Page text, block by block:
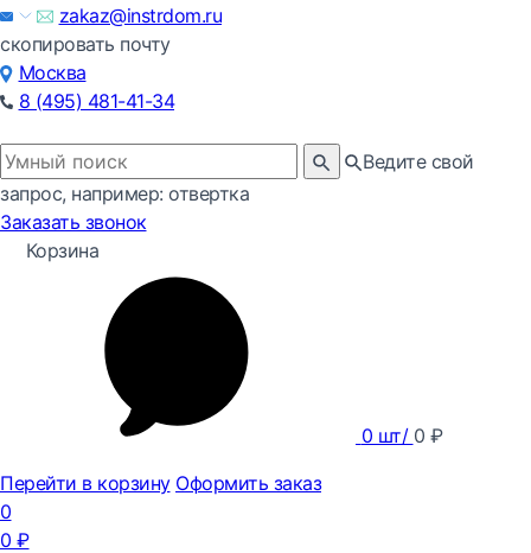
zakaz@instrdom.ru
скопировать почту
Москва
8 (495) 481-41-34
Ведите свой
запрос, например: отвертка
Заказать звонок
Корзина
0 шт/ 0 ₽
Перейти в корзину Оформить заказ
0
0 ₽